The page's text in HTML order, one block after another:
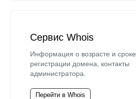
Сервис Whois
Информация о возрасте и сроке
регистрации домена, контакты
администратора.
Перейти в Whois